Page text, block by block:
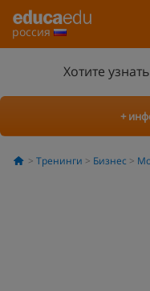
россия
Хотите
+
Тренинги Бизнес